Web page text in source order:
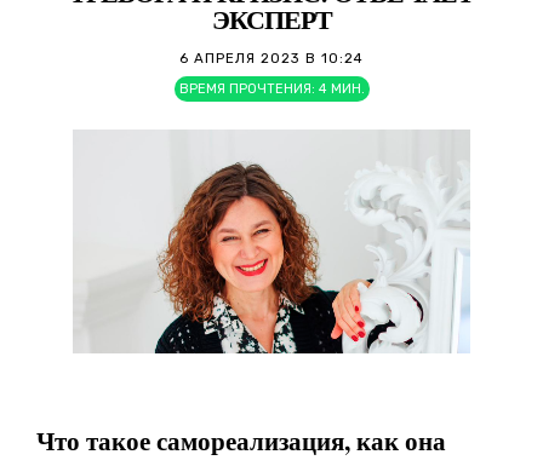
ЭКСПЕРТ
6 АПРЕЛЯ 2023 В 10:24
ВРЕМЯ ПРОЧТЕНИЯ: 4 МИН.
Что такое самореализация, как она